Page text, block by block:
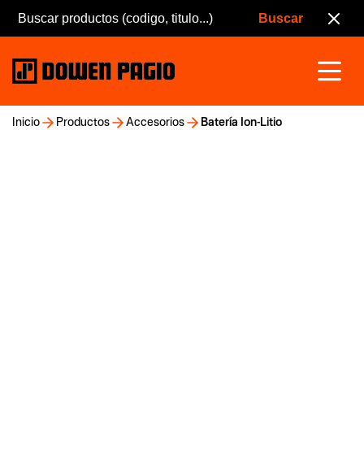
Inicio Productos Accesorios Batería Ion-Litio